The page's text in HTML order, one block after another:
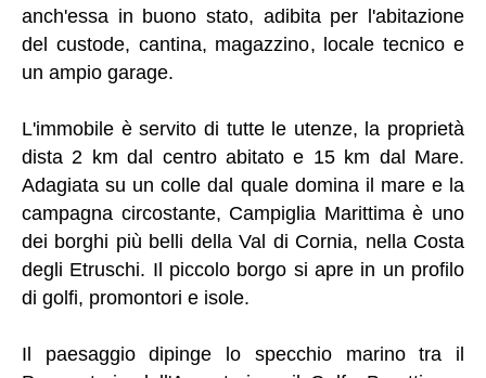
anch'essa in buono stato, adibita per l'abitazione
del custode, cantina, magazzino, locale tecnico e
un ampio garage.
L'immobile è servito di tutte le utenze, la proprietà
dista 2 km dal centro abitato e 15 km dal Mare.
Adagiata su un colle dal quale domina il mare e la
campagna circostante, Campiglia Marittima è uno
dei borghi più belli della Val di Cornia, nella Costa
degli Etruschi. Il piccolo borgo si apre in un profilo
di golfi, promontori e isole.
Il paesaggio dipinge lo specchio marino tra il